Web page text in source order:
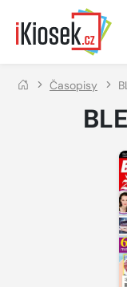
Přejít na hlavní obsah
Časopisy